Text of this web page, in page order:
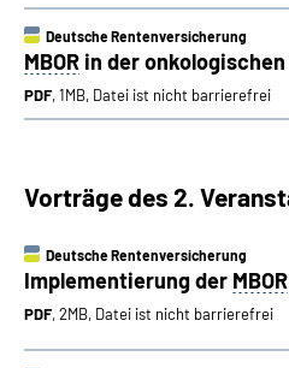
Deutsche Rentenversicherung
MBOR in der
PDF, 1MB, Datei ist nicht barrierefrei
Vorträge des 2.
Deutsche Rentenversicherung
Implementierung der MBOR
PDF, 2MB, Datei ist nicht barrierefrei